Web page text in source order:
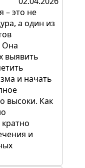
– это не
а один из
Она
выявить
и начать
высоки. Как
и